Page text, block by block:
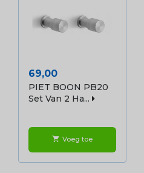
Prijs
69,00
PIET BOON PB20
Set Van 2 Ha...
shopping_cart Voeg toe